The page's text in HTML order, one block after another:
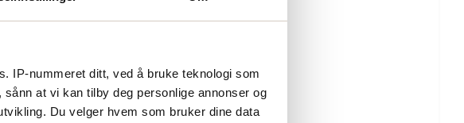
IP-nummeret ditt, ved å bruke teknologi som
at vi kan tilby deg personlige annonser og
Du velger hvem som bruker dine data